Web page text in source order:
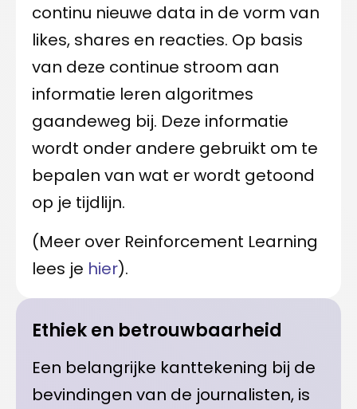
continu nieuwe data in de vorm van
likes, shares en reacties. Op basis
van deze continue stroom aan
informatie leren algoritmes
gaandeweg bij. Deze informatie
wordt onder andere gebruikt om te
bepalen van wat er wordt getoond
op je tijdlijn.
(Meer over Reinforcement Learning
lees je hier).
Ethiek en betrouwbaarheid
Een belangrijke kanttekening bij de
bevindingen van de journalisten, is